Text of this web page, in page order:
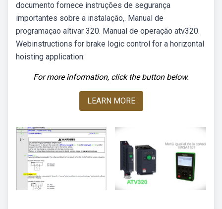
documento fornece instruções de segurança
importantes sobre a instalação,. Manual de
programaçao altivar 320. Manual de operação atv320.
Webinstructions for brake logic control for a horizontal
hoisting application:
For more information, click the button below.
LEARN MORE